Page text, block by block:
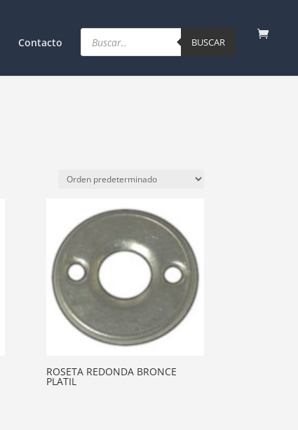
Contacto
Products
search BUSCAR
ROSETA REDONDA BRONCE
PLATIL